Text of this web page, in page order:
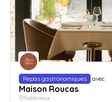
Repas gastronomiques avec
Maison Roucas
Solérieux